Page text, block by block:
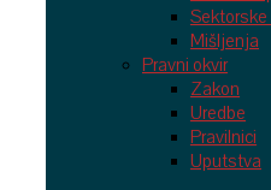
Sektorske
Mišljenja
Pravni okvir
Zakon
Uredbe
Pravilnici
Uputstva